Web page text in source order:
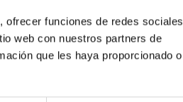
ofrecer funciones de redes sociales
web con nuestros partners de
que les haya proporcionado o